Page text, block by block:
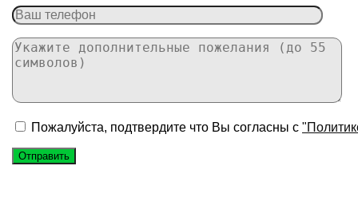
Пожалуйста, подтвердите что Вы согласны с